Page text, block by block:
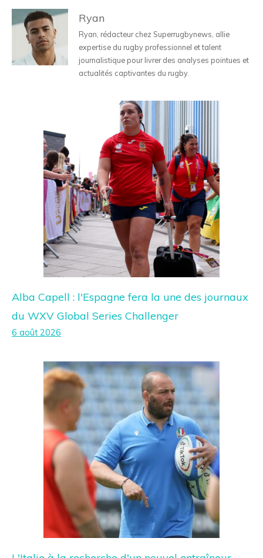
Ryan
Ryan, rédacteur chez Superrugbynews, allie
expertise du rugby professionnel et talent
journalistique pour livrer des analyses pointues et
actualités captivantes du rugby.
Alba Capell : l'Espagne fera la une des journaux
du WXV Global Series Challenger
6 août 2026